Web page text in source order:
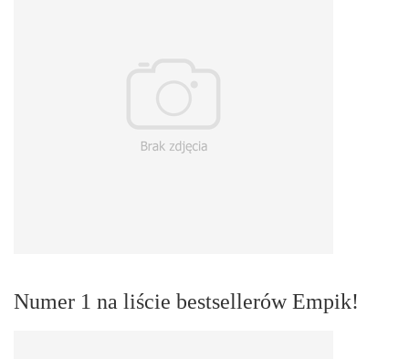
Numer 1 na liście bestsellerów Empik!